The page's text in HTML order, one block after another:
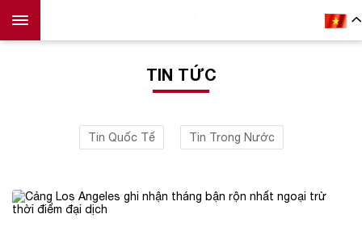
TIN TỨC
Tin Quốc Tế Tin Trong Nước